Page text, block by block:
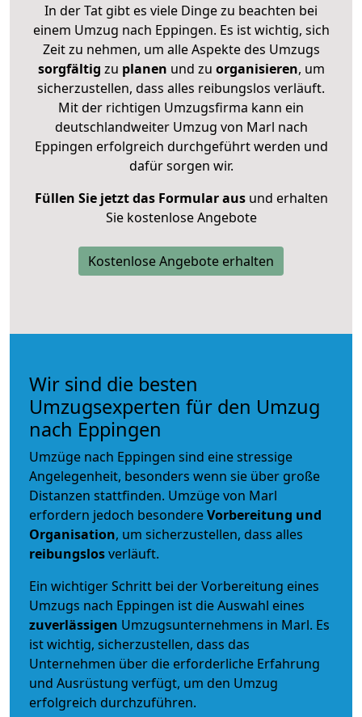
In der Tat gibt es viele Dinge zu beachten bei
einem Umzug nach Eppingen. Es ist wichtig, sich
Zeit zu nehmen, um alle Aspekte des Umzugs
sorgfältig zu planen und zu organisieren, um
sicherzustellen, dass alles reibungslos verläuft.
Mit der richtigen Umzugsfirma kann ein
deutschlandweiter Umzug von Marl nach
Eppingen erfolgreich durchgeführt werden und
dafür sorgen wir.
Füllen Sie jetzt das Formular ausund erhalten
Sie kostenlose Angebote
Kostenlose Angebote erhalten
Wir sind die besten
Umzugsexperten für den Umzug
nach Eppingen
Umzüge nach Eppingen sind eine stressige
Angelegenheit, besonders wenn sie über große
Distanzen stattfinden. Umzüge von Marl
erfordern jedoch besondereVorbereitung und
Organisation, um sicherzustellen, dass alles
reibungslosverläuft.
Ein wichtiger Schritt bei der Vorbereitung eines
Umzugs nach Eppingen ist die Auswahl eines
zuverlässigen Umzugsunternehmens in Marl. Es
ist wichtig, sicherzustellen, dass das
Unternehmen über die erforderliche Erfahrung
und Ausrüstung verfügt, um den Umzug
erfolgreich durchzuführen.